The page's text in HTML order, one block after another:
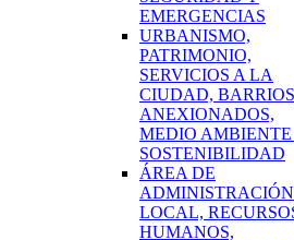
EMERGENCIAS
URBANISMO,
PATRIMONIO,
SERVICIOS A LA
CIUDAD, BARRIOS
ANEXIONADOS,
MEDIO AMBIENTE
SOSTENIBILIDAD
ÁREA DE
ADMINISTRACIÓN
LOCAL,
HUMANOS,